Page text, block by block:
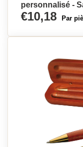
personnalisé -
€10,18 Par